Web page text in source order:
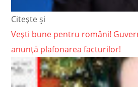
Citește și
Vești bune pentru români!
anunță plafonarea facturilor!